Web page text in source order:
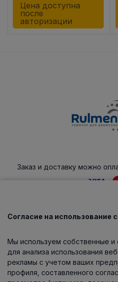
Цена доступна
после
авторизации
Заказ и доставку можно
Каталог
О компании
Согласие на использование
Мы используем собственные
для анализа использования
рекламы с учетом ваших
профиля, составленного